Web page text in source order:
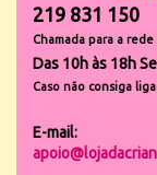
219 831 150
Chamada para a
Das 10h às 18h
Caso não consiga
E-mail: